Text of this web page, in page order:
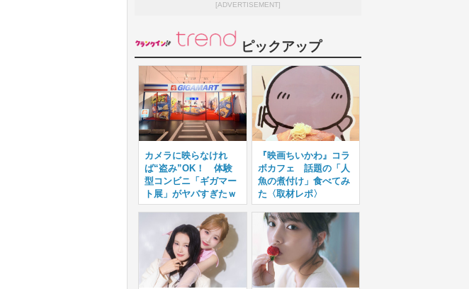
[ADVERTISEMENT]
ピックアップ
カメラに映らなけれ
ば“盗み”OK！ 体験
型コンビニ「ギガマー
ト展」がヤバすぎたｗ
『映画ちいかわ』コラ
ボカフェ 話題の「人
魚の煮付け」食べてみ
た〈取材レポ〉